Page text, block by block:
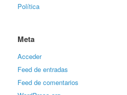
Política
Meta
Acceder
Feed de entradas
Feed de comentarios